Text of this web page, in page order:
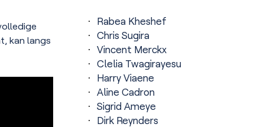
kan langs
Rabea Kheshef
Chris Sugira
Vincent Merckx
Clelia Twagirayesu
Harry Viaene
Aline Cadron
Sigrid Ameye
Dirk Reynders